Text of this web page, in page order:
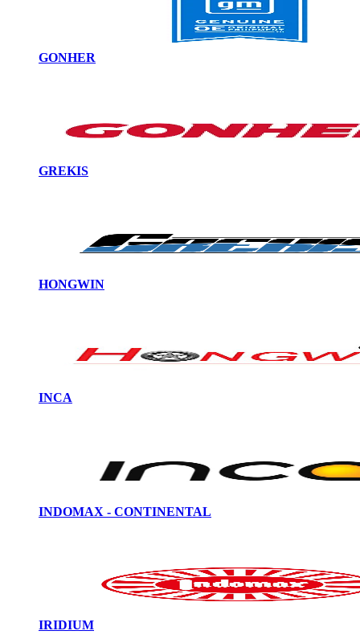
GONHER
GREKIS
HONGWIN
INCA
INDOMAX - CONTINENTAL
IRIDIUM